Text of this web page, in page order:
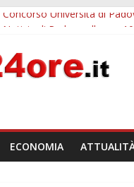
Concorso Università di
Slow Looking agli
Notizie di Padova alle ore
Orto Botanico Padova:
ECONOMIA